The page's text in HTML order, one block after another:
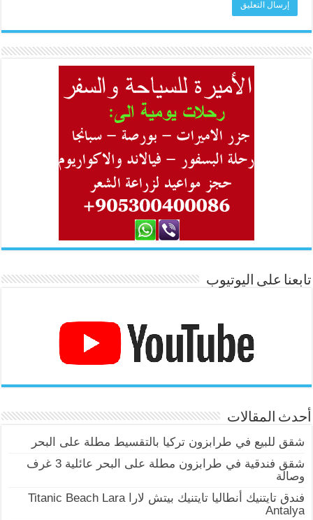
تابعنا على اليوتيوب
أحدث المقالات
شقق للبيع في طرابزون تركيا بالتقسيط مطلة على البحر
شقق فندقية في طرابزون مطلة على البحر عائلية 3 غرف
وصالة
فندق تايتنيك أنطاليا تايتنيك بيتش لارا Titanic Beach Lara
Antalya